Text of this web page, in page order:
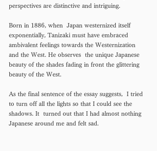
perspectives are distinctive and intriguing.
Born in 1886, when  Japan westernized itself
exponentially, Tanizaki must have embraced
ambivalent feelings towards the Westernization
and the West. He observes  the unique Japanese
beauty of the shades fading in front the glittering
beauty of the West.
As the final sentence of the essay suggests,  I tried
to turn off all the lights so that I could see the
shadows. It  turned out that I had almost nothing
Japanese around me and felt sad.